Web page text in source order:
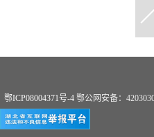
鄂ICP08004371号-4 鄂公网安备：